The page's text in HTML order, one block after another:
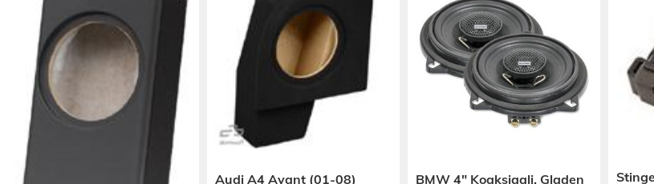
Audi A4 Avant (01-08)
BMW 4″ Koaksiaali, Gladen